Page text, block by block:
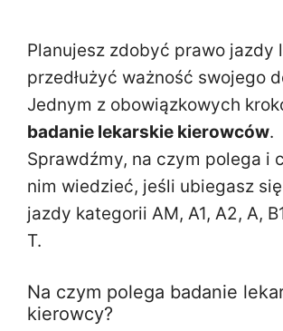
Planujesz zdobyć prawo jazdy
przedłużyć ważność swojego
Jednym z obowiązkowych
badanie lekarskie kierowców.
Sprawdźmy, na czym polega i
nim wiedzieć, jeśli ubiegasz
jazdy kategorii AM, A1, A2, A,
T.
Na czym polega badanie
kierowcy?